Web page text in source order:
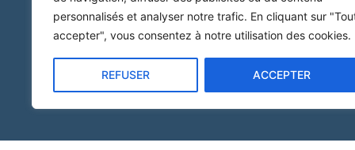
personnalisés et analyser notre trafic. En cliquant sur
accepter", vous consentez à notre utilisation des cookies.
REFUSER ACCEPTER